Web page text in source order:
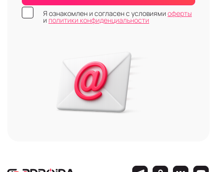
Я ознакомлен и согласен с условиями оферты
и политики конфиденциальности